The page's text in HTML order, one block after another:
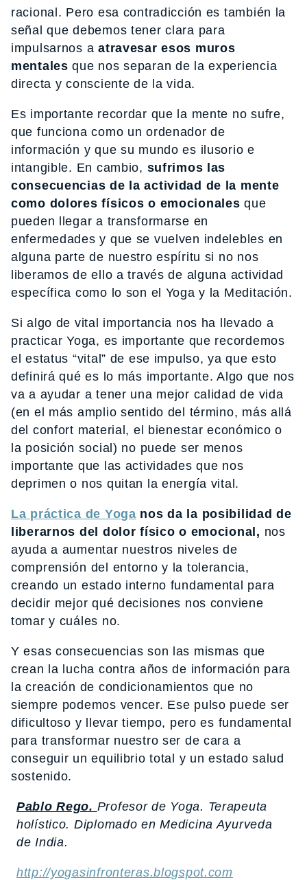
racional. Pero esa contradicción es también la
señal que debemos tener clara para
impulsarnos aatravesar esos muros
mentales que nos separan de la experiencia
directa y consciente de la vida.
Es importante recordar que la mente no sufre,
que funciona como un ordenador de
información y que su mundo es ilusorio e
intangible. En cambio, sufrimos las
consecuencias de la actividad de la mente
como dolores físicos o emocionales que
pueden llegar a transformarse en
enfermedades y que se vuelven indelebles en
alguna parte de nuestro espíritu si no nos
liberamos de ello a través de alguna actividad
específica como lo son el Yoga y la Meditación.
Si algo de vital importancia nos ha llevado a
practicar Yoga, es importante que recordemos
el estatus “vital” de ese impulso, ya que esto
definirá qué es lo más importante. Algo que nos
va a ayudar a tener una mejor calidad de vida
(en el más amplio sentido del término, más allá
del confort material, el bienestar económico o
la posición social) no puede ser menos
importante que las actividades que nos
deprimen o nos quitan la energía vital.
La práctica de Yoga nos da la posibilidad de
liberarnos del dolor físico o emocional, nos
ayuda a aumentar nuestros niveles de
comprensión del entorno y la tolerancia,
creando un estado interno fundamental para
decidir mejor qué decisiones nos conviene
tomar y cuáles no.
Y esas consecuencias son las mismas que
crean la lucha contra años de información para
la creación de condicionamientos que no
siempre podemos vencer. Ese pulso puede ser
dificultoso y llevar tiempo, pero es fundamental
para transformar nuestro ser de cara a
conseguir un equilibrio total y un estado salud
sostenido.
Pablo Rego. Profesor de Yoga. Terapeuta
holístico. Diplomado en Medicina Ayurveda
de India.
http://yogasinfronteras.blogspot.com